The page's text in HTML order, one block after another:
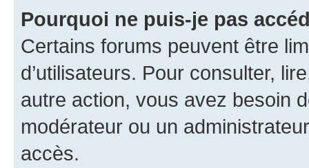
Pourquoi ne puis-je pas
Certains forums peuvent être
d’utilisateurs. Pour consulter,
autre action, vous avez besoin
modérateur ou un
accès.